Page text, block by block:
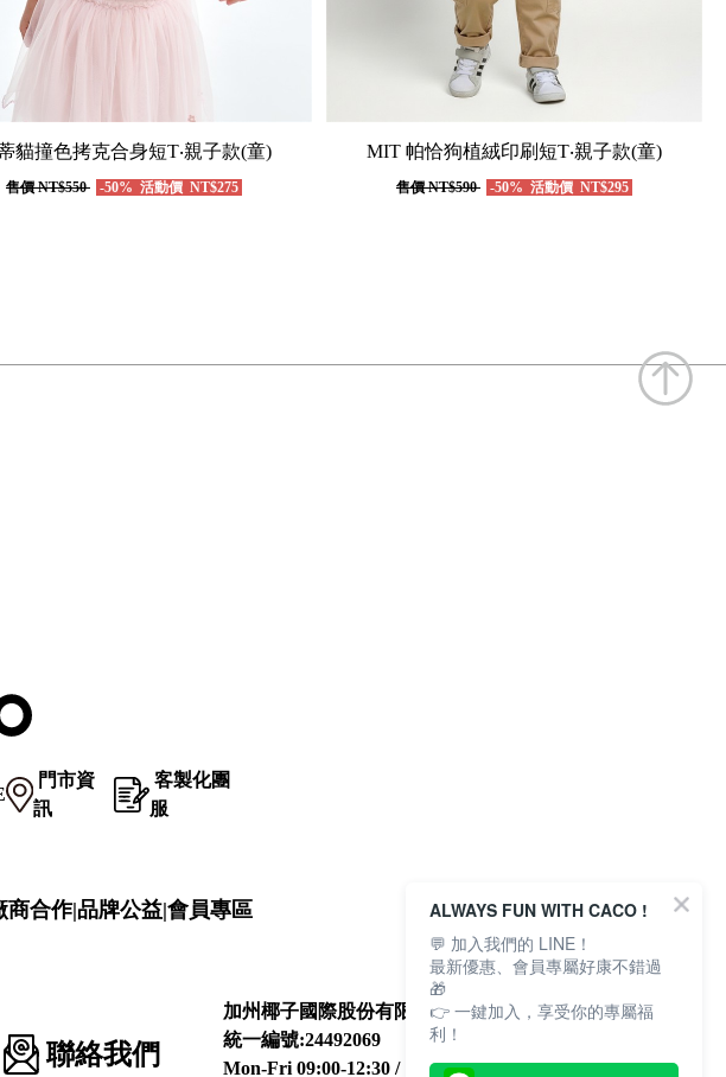
貓撞色拷克合身短T‧親子款(童)
售價NT$550 -50% 活動價 NT$275
MIT 帕恰狗植絨印刷短T‧親子款(童)
售價NT$590 -50% 活動價 NT$295
門市資
訊
客製化團
服
商合作|品牌公益|會員專區
聯絡我們
加州椰子國際股份有限公司
統一編號:24492069
Mon-Fri 09:00-12:30 / 13:30-18:00
ALWAYS FUN WITH CACO !
💬 加入我們的 LINE！
最新優惠、會員專屬好康不錯過
🎁
👉 一鍵加入，享受你的專屬福
利！